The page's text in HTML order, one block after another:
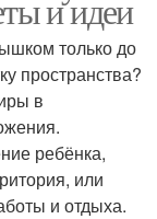
и идеи
только до
пространства?
в
ребёнка,
или
и отдыха.